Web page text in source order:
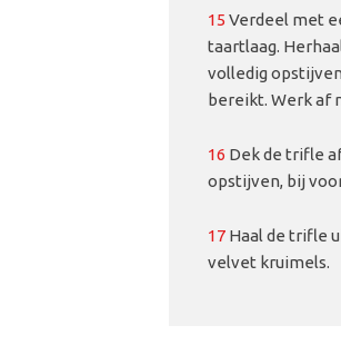
15 Verdeel met
taartlaag.
volledig
bereikt. Werk af
16 Dek de trifle
opstijven, bij
17 Haal de trifle
velvet kruimels.